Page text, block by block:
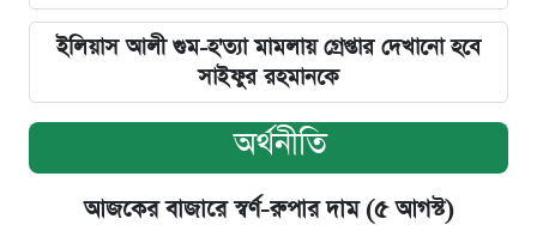
ইলিয়াস আলী গুম-হ'ত্যা মামলায় গ্রেপ্তার দেখানো হবে
সাইফুর রহমানকে
অর্থনীতি
আজকের বাজারে স্বর্ণ-রুপার দাম (৫ আগস্ট)